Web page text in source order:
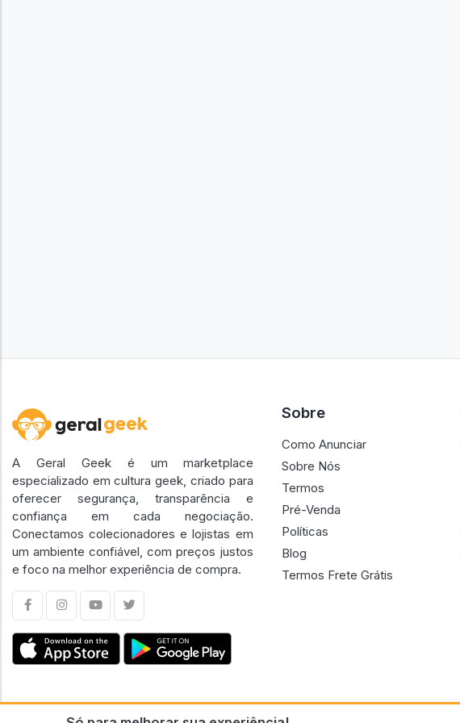
A Geral Geek é um marketplace
especializado em cultura geek, criado para
oferecer segurança, transparência e
confiança em cada negociação.
Conectamos colecionadores e lojistas em
um ambiente confiável, com preços justos
e foco na melhor experiência de compra.
Sobre
Como Anunciar
Sobre Nós
Termos
Pré-Venda
Políticas
Blog
Termos Frete Grátis